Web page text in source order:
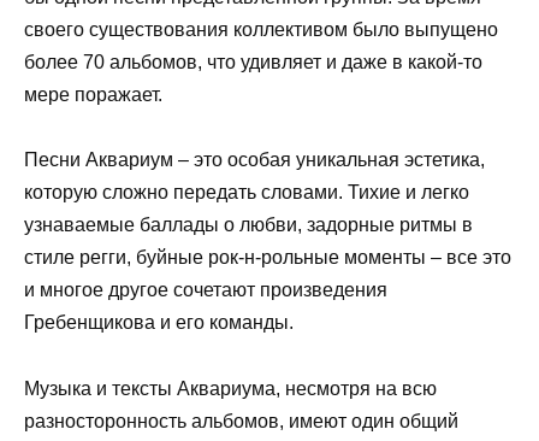
своего существования коллективом было выпущено
более 70 альбомов, что удивляет и даже в какой-то
мере поражает.
Песни Аквариум – это особая уникальная эстетика,
которую сложно передать словами. Тихие и легко
узнаваемые баллады о любви, задорные ритмы в
стиле регги, буйные рок-н-рольные моменты – все это
и многое другое сочетают произведения
Гребенщикова и его команды.
Музыка и тексты Аквариума, несмотря на всю
разносторонность альбомов, имеют один общий